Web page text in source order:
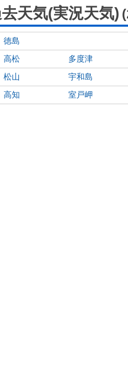
天気(実況天気)
徳島
高松 多度津
松山 宇和島
高知 室戸岬